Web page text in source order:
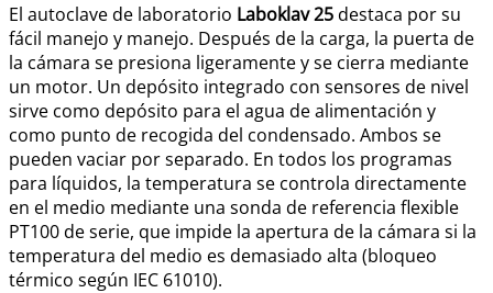
El autoclave de laboratorio Laboklav 25destaca por su
fácil manejo y manejo. Después de la carga, la puerta de
la cámara se presiona ligeramente y se cierra mediante
un motor. Un depósito integrado con sensores de nivel
sirve como depósito para el agua de alimentación y
como punto de recogida del condensado. Ambos se
pueden vaciar por separado. En todos los programas
para líquidos, la temperatura se controla directamente
en el medio mediante una sonda de referencia flexible
PT100 de serie, que impide la apertura de la cámara si la
temperatura del medio es demasiado alta (bloqueo
térmico según IEC 61010).